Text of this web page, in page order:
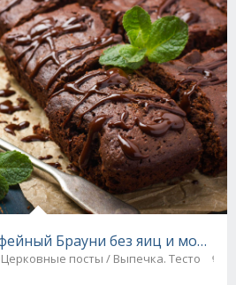
Брауни без яиц и молока
Церковные посты / Выпечка. Тесто